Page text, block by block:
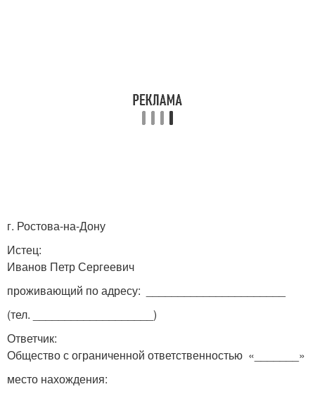
г. Ростова-на-Дону
Истец:
Иванов Петр Сергеевич
проживающий по адресу: ______________________
(тел. ___________________)
Ответчик:
Общество с ограниченной ответственностью «_______»
место нахождения: